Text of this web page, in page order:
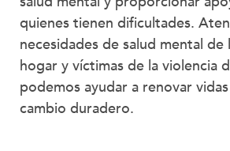
quienes tienen dificultades.
necesidades de salud mental de
hogar y víctimas de la violencia
podemos ayudar a renovar
cambio duradero.